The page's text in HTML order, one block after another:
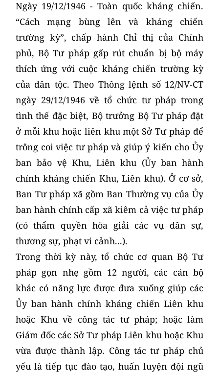
Ngày 19/12/1946 - Toàn quốc kháng chiến.
“Cách mạng bùng lên và kháng chiến
trường kỳ”, chấp hành Chỉ thị của Chính
phủ, Bộ Tư pháp gấp rút chuẩn bị bộ máy
thích ứng với cuộc kháng chiến trường kỳ
của dân tộc. Theo Thông lệnh số 12/NV-CT
ngày 29/12/1946 về tổ chức tư pháp trong
tình thế đặc biệt, Bộ trưởng Bộ Tư pháp đặt
ở mỗi khu hoặc liên khu một Sở Tư pháp để
trông coi việc tư pháp và giúp ý kiến cho Ủy
ban bảo vệ Khu, Liên khu (Ủy ban hành
chính kháng chiến Khu, Liên khu). Ở cơ sở,
Ban Tư pháp xã gồm Ban Thường vụ của Ủy
ban hành chính cấp xã kiêm cả việc tư pháp
(có thẩm quyền hòa giải các vụ dân sự,
thương sự, phạt vi cảnh...).
Trong thời kỳ này, tổ chức cơ quan Bộ Tư
pháp gọn nhẹ gồm 12 người, các cán bộ
khác có năng lực được đưa xuống giúp các
Ủy ban hành chính kháng chiến Liên khu
hoặc Khu về công tác tư pháp; hoặc làm
Giám đốc các Sở Tư pháp Liên khu hoặc Khu
vừa được thành lập. Công tác tư pháp chủ
yếu là tiếp tục đào tạo, huấn luyện đội ngũ